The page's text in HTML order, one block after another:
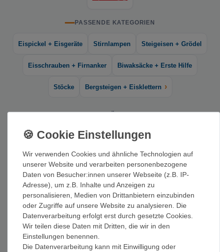
PASSENDE KATEGORIEN
Eispickel + Eisgeräte Stirnlampen Steigeisen + Grödel
Eisschrauben + Firnanker Biwaksäcke + Erste Hilfe
Stöcke Bergsteigen + Eisklettern ›
Gute Tourenliteratur ist der erste Schritt zu einem gelungenen
für Hochtour, Eisklettern, Wandern und Fernreisen.
Führer für Hochtour, Eis und Wanderung
VomHochtourenführerundEiskletterführer überWander- &
TrekkingführerundFernreise-Literaturbis zuAV- & SAC-
Führern
ist die Auswahl breit gefächert.
Lehrschriften, Bildbände und Magazine
Wir verwenden Cookies und ähnliche Technologien auf
unserer Website und verarbeiten personenbezogene
Daten von Besucher:innen unserer Webseite (z.B. IP-
Adresse), um z.B. Inhalte und Anzeigen zu
personalisieren, Medien von Drittanbietern einzubinden
oder Zugriffe auf unsere Website zu analysieren. Die
Datenverarbeitung erfolgt erst durch gesetzte Cookies.
Wir teilen diese Daten mit Dritten, die wir in den
Einstellungen benennen.
Die Datenverarbeitung kann mit Einwilligung oder